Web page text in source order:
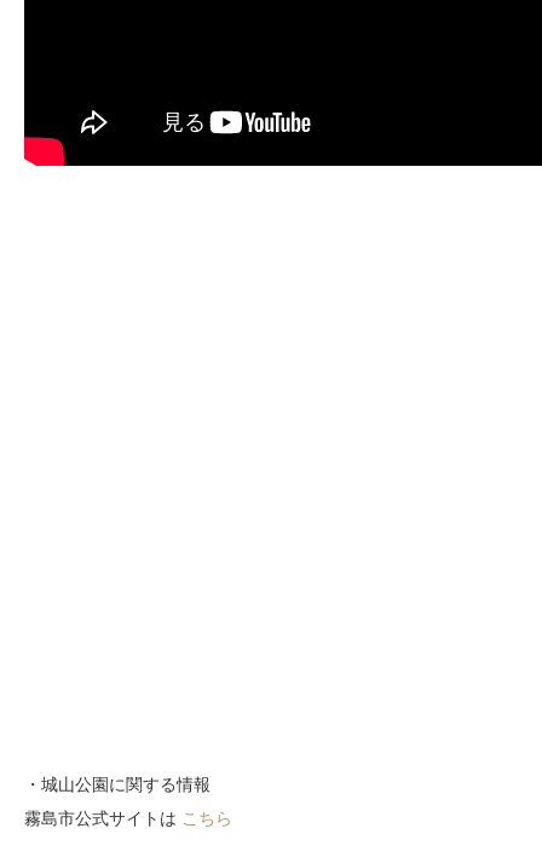
・城山公園に関する情報
霧島市公式サイトは こちら